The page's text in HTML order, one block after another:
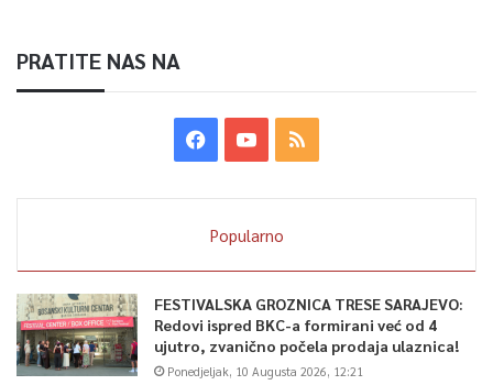
PRATITE NAS NA
Popularno
FESTIVALSKA GROZNICA TRESE SARAJEVO:
Redovi ispred BKC-a formirani već od 4
ujutro, zvanično počela prodaja ulaznica!
Ponedjeljak, 10 Augusta 2026, 12:21